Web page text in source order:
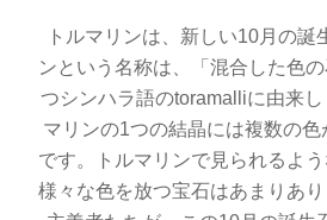
トルマリンは、新しい10月の誕
ンという名称は、「混合した色
つシンハラ語のtoramalliに由来
マリンの1つの結晶には複数の
です。トルマリンで見られるよ
様々な色を放つ宝石はあまりあ